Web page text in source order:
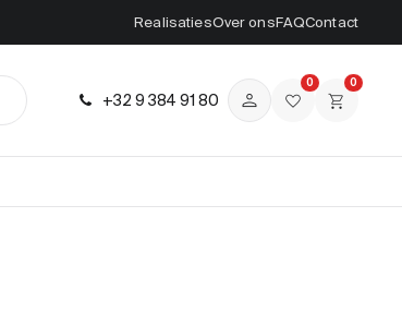
RealisatiesOver onsFAQContact
0
0
+32 9 384 91 80